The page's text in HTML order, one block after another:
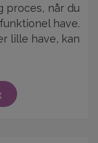
Sådan
planlægger
du
proces, når du
have.
lille have, kan